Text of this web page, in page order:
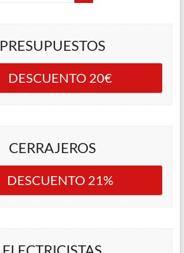
PRESUPUESTOS
DESCUENTO 20€
CERRAJEROS
DESCUENTO 21%